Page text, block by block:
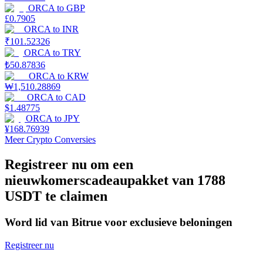
Uitzetten
Hoog rendement en directe toegang
Launchpool
Flexibel staken om populaire tokens te verdienen.
ORCA to GBP
£0.7905
ORCA to INR
₹101.52326
ORCA to TRY
₺50.87836
ORCA to KRW
₩1,510.28869
ORCA to CAD
$1.48775
ORCA to JPY
¥168.76939
Meer Crypto Conversies
Registreer nu om een
nieuwkomerscadeaupakket van 1788
USDT te claimen
Word lid van Bitrue voor exclusieve beloningen
Registreer nu